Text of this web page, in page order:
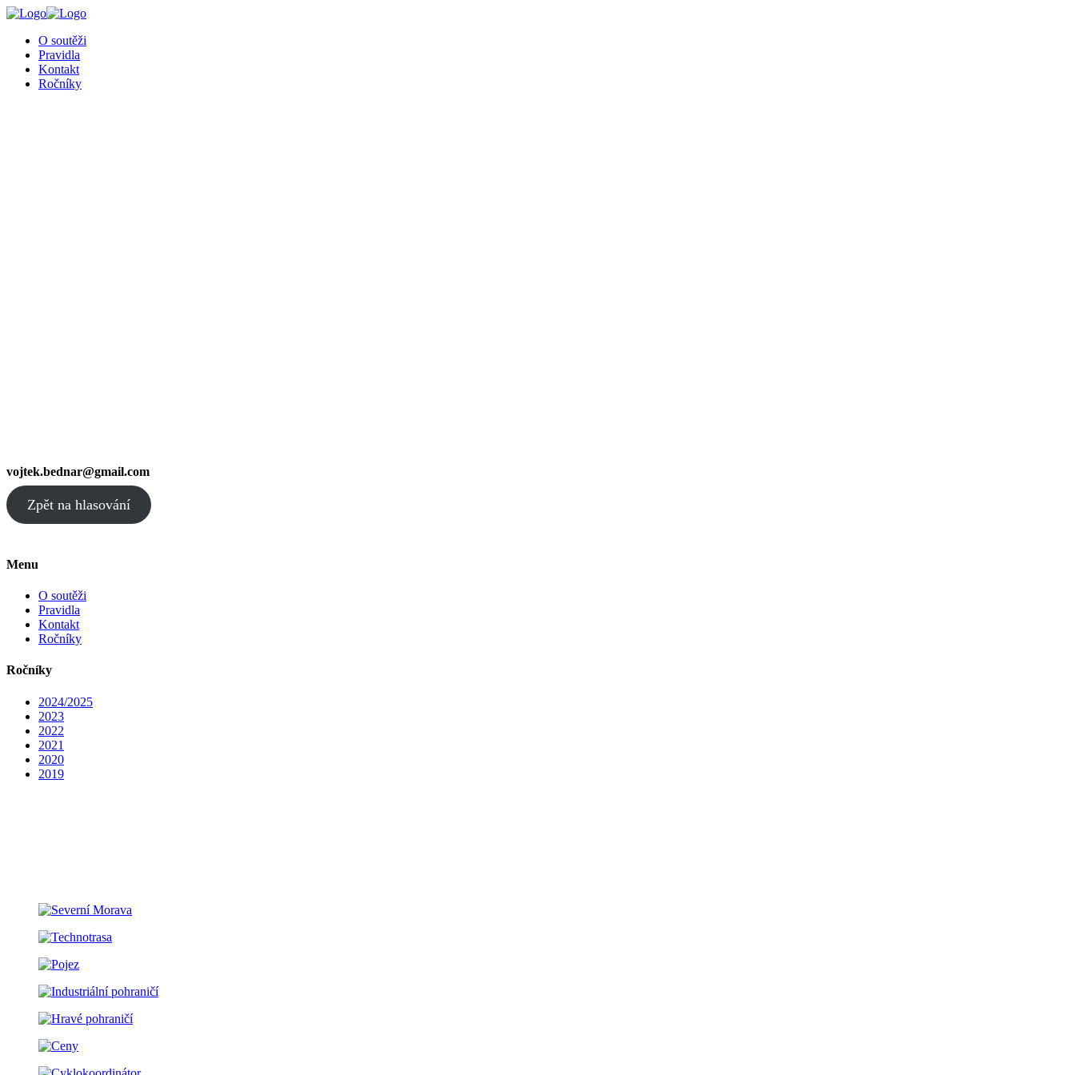
O soutěži
Pravidla
Kontakt
Ročníky
vojtek.bednar@gmail.com
Zpět na hlasování
Menu
O soutěži
Pravidla
Kontakt
Ročníky
Ročníky
2024/2025
2023
2022
2021
2020
2019